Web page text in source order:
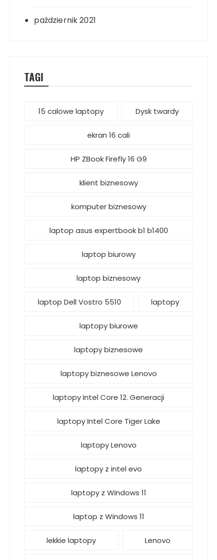
październik 2021
TAGI
15 calowe laptopy Dysk twardy
ekran 16 cali
HP ZBook Firefly 16 G9
klient biznesowy
komputer biznesowy
laptop asus expertbook b1 b1400
laptop biurowy
laptop biznesowy
laptop Dell Vostro 5510 laptopy
laptopy biurowe
laptopy biznesowe
laptopy biznesowe Lenovo
laptopy Intel Core 12. Generacji
laptopy Intel Core Tiger Lake
laptopy Lenovo
laptopy z intel evo
laptopy z Windows 11
laptop z Windows 11
lekkie laptopy Lenovo